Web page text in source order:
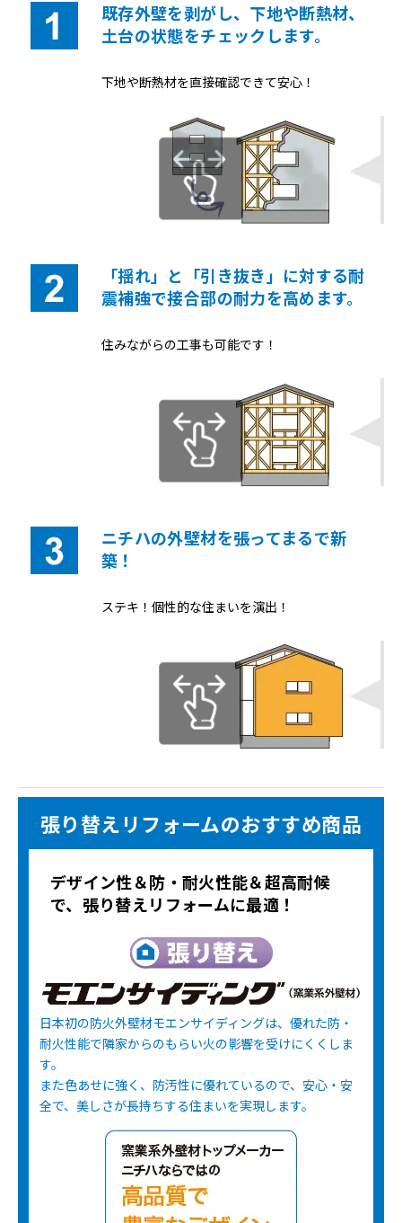
既存外壁を剥がし、下地や断熱材、
土台の状態をチェックします。
下地や断熱材を直接確認できて安心！
「揺れ」と「引き抜き」に対する耐
震補強で接合部の耐力を高めます。
住みながらの工事も可能です！
ニチハの外壁材を張ってまるで新
築！
ステキ！個性的な住まいを演出！
張り替えリフォームのおすすめ商品
デザイン性＆防・耐火性能＆超高耐候
で、張り替えリフォームに最適！
日本初の防火外壁材モエンサイディングは、優れた防・
耐火性能で隣家からのもらい火の影響を受けにくくしま
す。
また色あせに強く、防汚性に優れているので、安心・安
全で、美しさが長持ちする住まいを実現します。